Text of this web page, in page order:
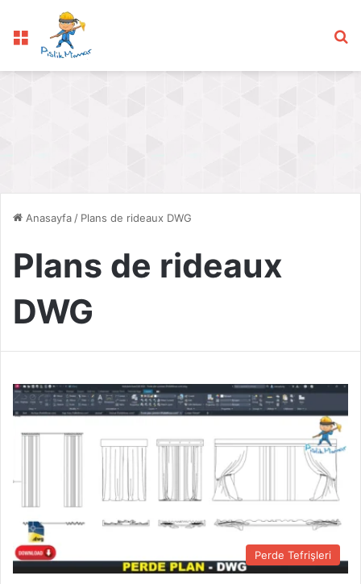
Menü
Anasayfa / Plans de rideaux DWG
Plans de rideaux
DWG
Perde Tefrişleri